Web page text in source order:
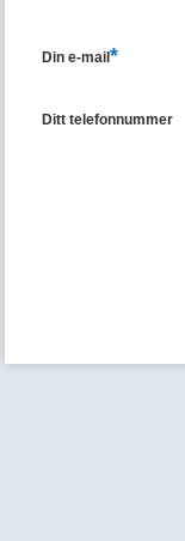
Din e-mail*
Ditt telefonnummer